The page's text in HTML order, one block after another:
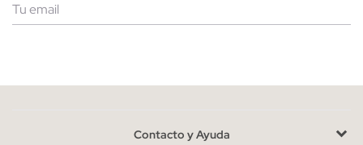
He leído y entiendo lapolítica de privacidad
Contacto y Ayuda